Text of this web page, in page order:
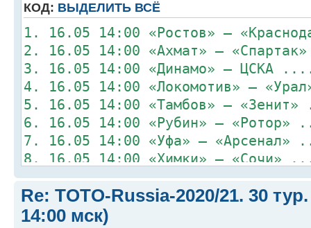
КОД: ВЫДЕЛИТЬ ВСЁ
1. 16.05 14:00 «Ростов» –
2. 16.05 14:00 «Ахмат» –
3. 16.05 14:00 «Динамо» –
4. 16.05 14:00 «Локомотив» –
5. 16.05 14:00 «Тамбов» –
6. 16.05 14:00 «Рубин» –
7. 16.05 14:00 «Уфа» –
8. 16.05 14:00 «Химки» –
Re: TOTO-Russia-2020/21. 30
14:00 мск)